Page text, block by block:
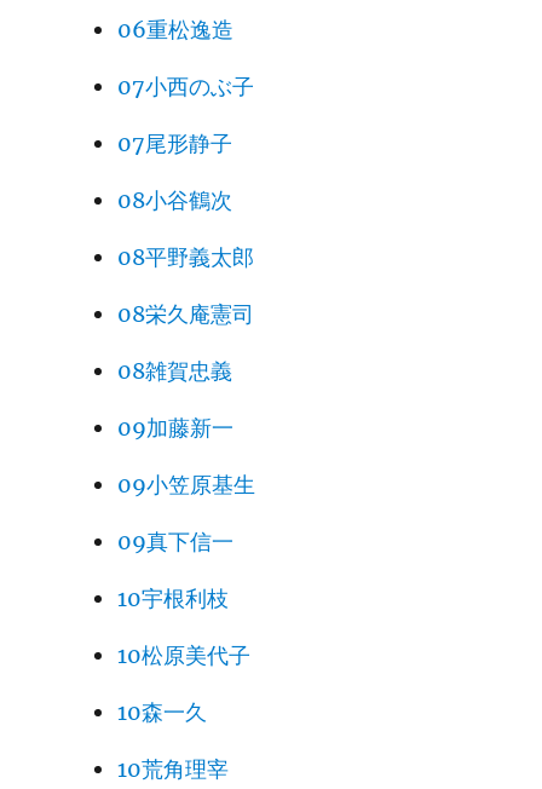
06重松逸造
07小西のぶ子
07尾形静子
08小谷鶴次
08平野義太郎
08栄久庵憲司
08雑賀忠義
09加藤新一
09小笠原基生
09真下信一
10宇根利枝
10松原美代子
10森一久
10荒角理宰